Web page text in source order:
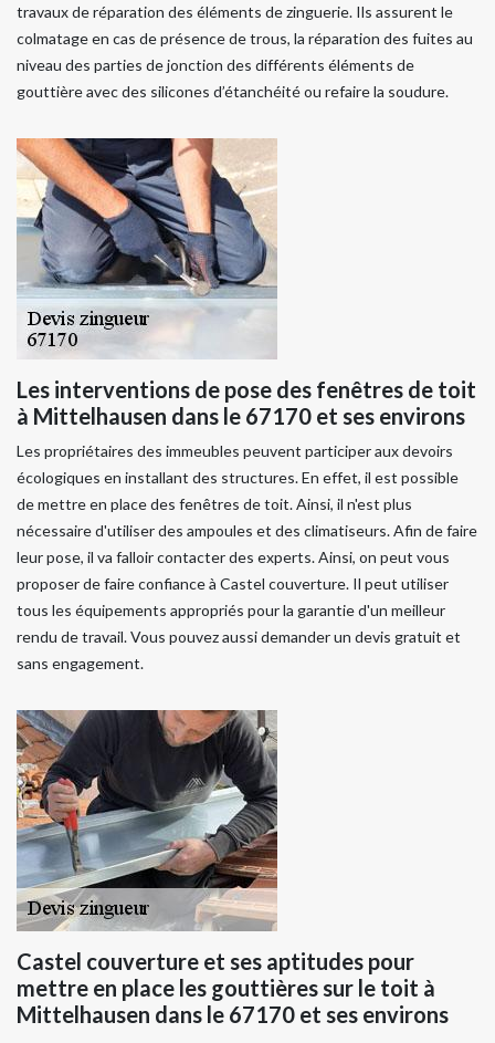
travaux de réparation des éléments de zinguerie. Ils assurent le
colmatage en cas de présence de trous, la réparation des fuites au
niveau des parties de jonction des différents éléments de
gouttière avec des silicones d’étanchéité ou refaire la soudure.
Les interventions de pose des fenêtres de toit
à Mittelhausen dans le 67170 et ses environs
Les propriétaires des immeubles peuvent participer aux devoirs
écologiques en installant des structures. En effet, il est possible
de mettre en place des fenêtres de toit. Ainsi, il n'est plus
nécessaire d'utiliser des ampoules et des climatiseurs. Afin de faire
leur pose, il va falloir contacter des experts. Ainsi, on peut vous
proposer de faire confiance à Castel couverture. Il peut utiliser
tous les équipements appropriés pour la garantie d'un meilleur
rendu de travail. Vous pouvez aussi demander un devis gratuit et
sans engagement.
Castel couverture et ses aptitudes pour
mettre en place les gouttières sur le toit à
Mittelhausen dans le 67170 et ses environs